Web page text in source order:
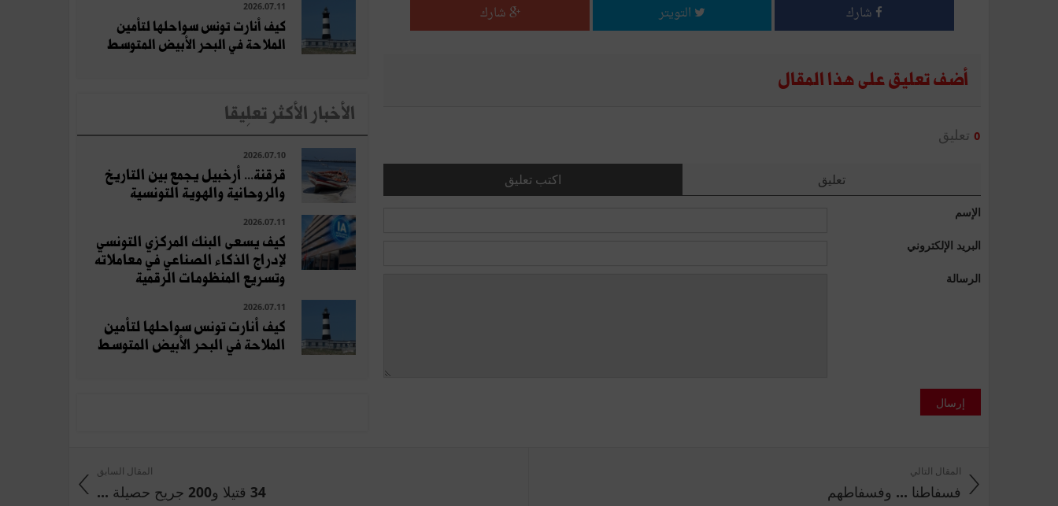
شارك التويتر شارك
أضف تعليق على هذا المقال
0 تعليق
اكتب تعليق تعليق
الإسم
البريد الإلكتروني
الرسالة
إرسال
2026.07.11
كيف أنارت تونس سواحلها لتأمين
الملاحة في البحر الأبيض المتوسط
الأخبار الأكثر تعلِيقا
2026.07.10
قرقنة... أرخبيل يجمع بين التاريخ
والروحانية والهوية التونسية
2026.07.11
كيف يسعى البنك المركزي التونسي
لإدراج الذكاء الصناعي في معاملاته
وتسريع المنظومات الرقمية
2026.07.11
كيف أنارت تونس سواحلها لتأمين
الملاحة في البحر الأبيض المتوسط
المقال السابق
34 قتيلا و200 جريح حصيلة ...
المقال التالي
فسفاطنا ... وفسفاطهم